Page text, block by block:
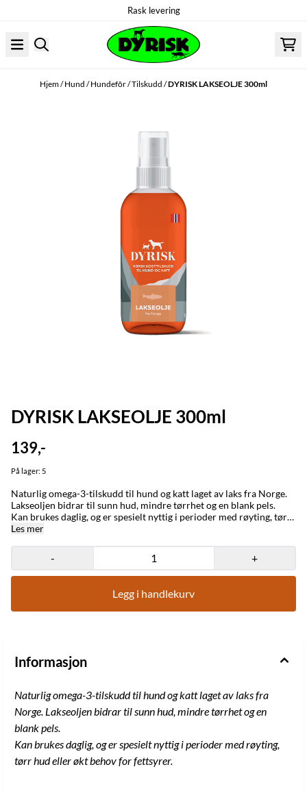
Rask levering
Hjem/Hund /Hundefôr/Tilskudd /DYRISK LAKSEOLJE 300ml
DYRISK LAKSEOLJE 300ml
139,-
På lager: 5
Naturlig omega-3-tilskudd til hund og katt laget av laks fra Norge.
Lakseoljen bidrar til sunn hud, mindre tørrhet og en blank pels.
Kan brukes daglig, og er spesielt nyttig i perioder med røyting, tørr
hud eller økt behov for fettsyrer. 100 % olje fra laks. Tilsatt
Les mer
- +
Legg i handlekurv
Informasjon
Naturlig omega-3-tilskudd til hund og katt laget av laks fra
Norge. Lakseoljen bidrar til sunn hud, mindre tørrhet og en
blank pels.
Kan brukes daglig, og er spesielt nyttig i perioder med røyting,
tørr hud eller økt behov for fettsyrer.